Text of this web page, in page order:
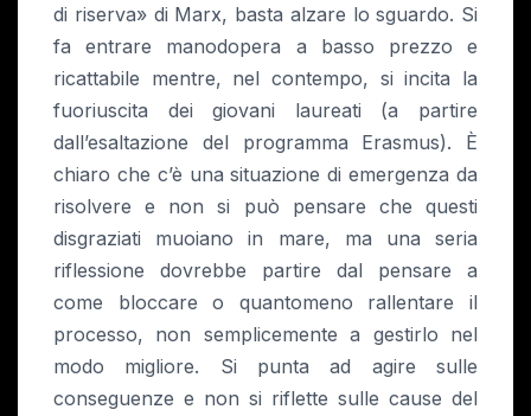
di riserva» di Marx, basta alzare lo sguardo. Si
fa entrare manodopera a basso prezzo e
ricattabile mentre, nel contempo, si incita la
fuoriuscita dei giovani laureati (a partire
dall’esaltazione del programma Erasmus). È
chiaro che c’è una situazione di emergenza da
risolvere e non si può pensare che questi
disgraziati muoiano in mare, ma una seria
riflessione dovrebbe partire dal pensare a
come bloccare o quantomeno rallentare il
processo, non semplicemente a gestirlo nel
modo migliore. Si punta ad agire sulle
conseguenze e non si riflette sulle cause del